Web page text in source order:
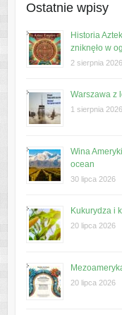
Ostatnie wpisy
Historia
zniknęło w
2 sierpnia 2026
Warszawa z
1 sierpnia 2026
Wina
ocean
30 lipca 2026
Kukurydza i
20 lipca 2026
20 lipca 2026